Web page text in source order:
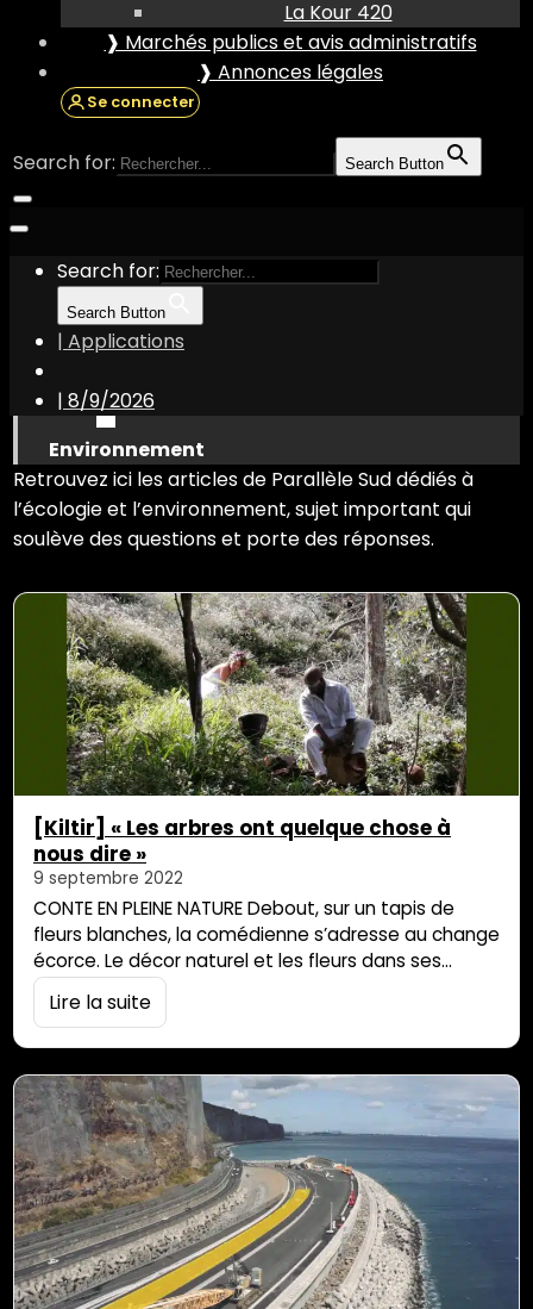
La Kour 420
❱ Marchés publics et avis administratifs
❱ Annonces légales
Se connecter
Search for: Search Button
Search for:
Search Button
| Applications
| 8/9/2026
Environnement
Retrouvez ici les articles de Parallèle Sud dédiés à
l’écologie et l’environnement, sujet important qui
soulève des questions et porte des réponses.
[Kiltir] « Les arbres ont quelque chose à
nous dire »
9 septembre 2022
CONTE EN PLEINE NATURE Debout, sur un tapis de
fleurs blanches, la comédienne s’adresse au change
écorce. Le décor naturel et les fleurs dans ses
cheveux lui donnent un air de fée. C’est la
cinquième représentation du conte portée par la
Rwa karo…
Lire la suite